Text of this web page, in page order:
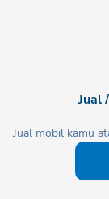
Jual
Jual mobil kamu